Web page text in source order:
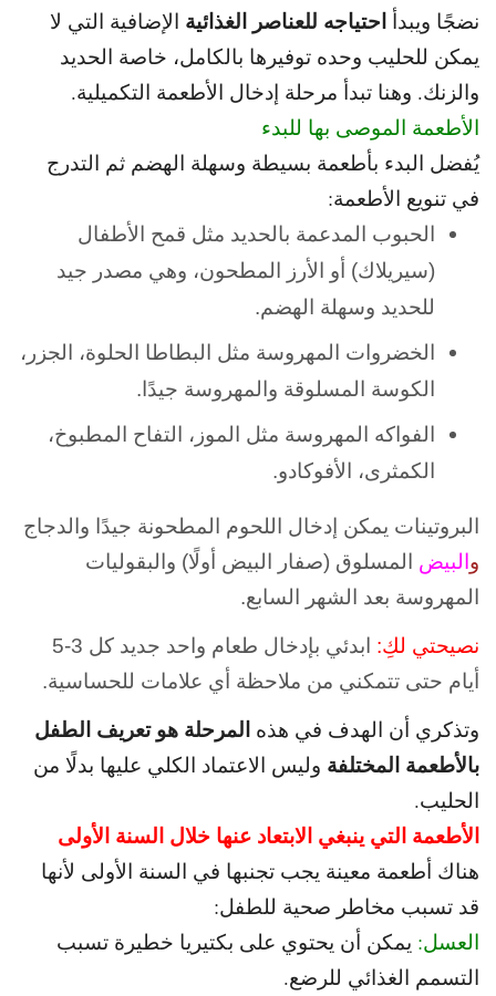
نضجًا ويبدأ احتياجه للعناصر الغذائية الإضافية التي لا
يمكن للحليب وحده توفيرها بالكامل، خاصة الحديد
والزنك. وهنا تبدأ مرحلة إدخال الأطعمة التكميلية.
الأطعمة الموصى بها للبدء
يُفضل البدء بأطعمة بسيطة وسهلة الهضم ثم التدرج
في تنويع الأطعمة:
الحبوب المدعمة بالحديد مثل قمح الأطفال
(سيريلاك) أو الأرز المطحون، وهي مصدر جيد
للحديد وسهلة الهضم.
الخضروات المهروسة مثل البطاطا الحلوة، الجزر،
الكوسة المسلوقة والمهروسة جيدًا.
الفواكه المهروسة مثل الموز، التفاح المطبوخ،
الكمثرى، الأفوكادو.
البروتينات يمكن إدخال اللحوم المطحونة جيدًا والدجاج
و البيض المسلوق (صفار البيض أولًا) والبقوليات
المهروسة بعد الشهر السابع.
نصيحتي لكِ:
ابدئي بإدخال طعام واحد جديد كل 3-5
أيام حتى تتمكني من ملاحظة أي علامات للحساسية.
وتذكري أن الهدف في هذه المرحلة هو تعريف الطفل
بالأطعمة المختلفة وليس الاعتماد الكلي عليها بدلًا من
الحليب.
الأطعمة التي ينبغي الابتعاد عنها خلال السنة الأولى
هناك أطعمة معينة يجب تجنبها في السنة الأولى لأنها
قد تسبب مخاطر صحية للطفل:
العسل: يمكن أن يحتوي على بكتيريا خطيرة تسبب
التسمم الغذائي للرضع.